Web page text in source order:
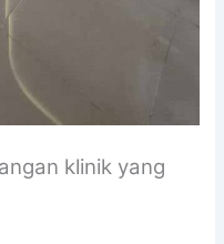
klinik yang